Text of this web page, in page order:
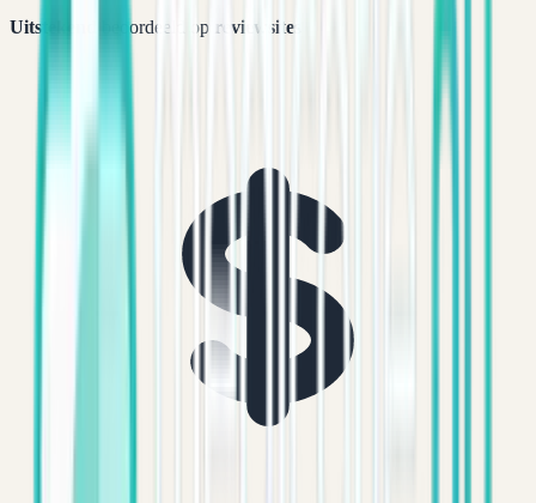
Uitstekend beoordeeld op reviewsites